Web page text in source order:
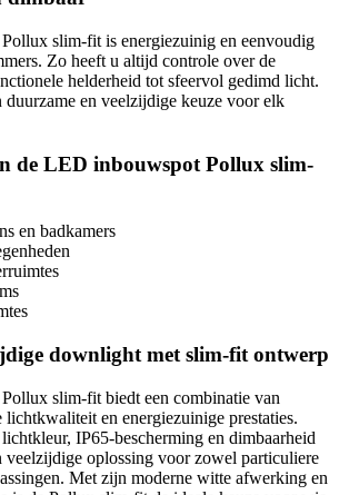
slim-fit is energiezuinig en eenvoudig
Zo heeft u altijd controle over de
helderheid tot sfeervol gedimd licht.
duurzame en veelzijdige keuze voor elk
de LED inbouwspot Pollux slim-
en badkamers
downlight met slim-fit ontwerp
slim-fit biedt een combinatie van
lichtkwaliteit en energiezuinige prestaties.
IP65-bescherming en dimbaarheid
veelzijdige oplossing voor zowel particuliere
Met zijn moderne witte afwerking en